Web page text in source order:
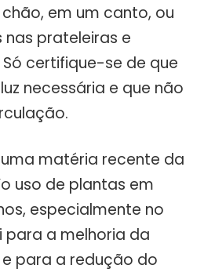
em um canto, ou
prateleiras e
certifique-se de que
necessária e que não
matéria recente da
uso de plantas em
especialmente no
para a melhoria da
para a redução do